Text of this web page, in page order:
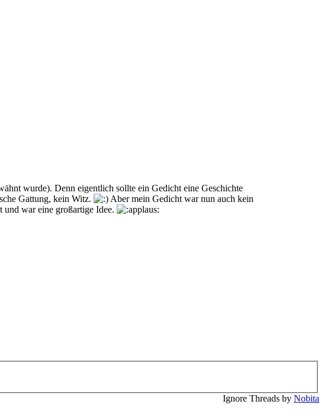
wurde). Denn eigentlich sollte ein Gedicht eine Geschichte
Gattung, kein Witz.
Aber mein Gedicht war nun auch kein
und war eine großartige Idee.
Ignore Threads by Nobita